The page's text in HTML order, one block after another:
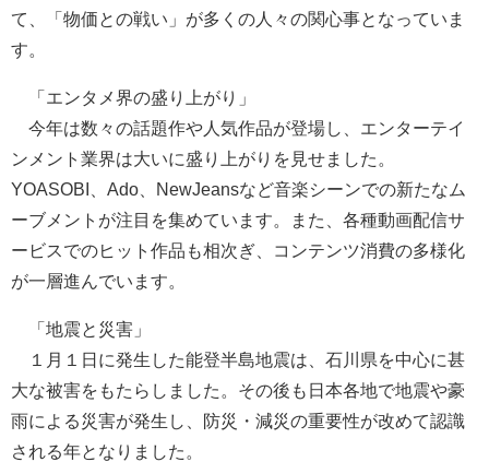
て、「物価との戦い」が多くの人々の関心事となっていま
す。
「エンタメ界の盛り上がり」
今年は数々の話題作や人気作品が登場し、エンターテイ
ンメント業界は大いに盛り上がりを見せました。
YOASOBI、Ado、NewJeansなど音楽シーンでの新たなム
ーブメントが注目を集めています。また、各種動画配信サ
ービスでのヒット作品も相次ぎ、コンテンツ消費の多様化
が一層進んでいます。
「地震と災害」
１月１日に発生した能登半島地震は、石川県を中心に甚
大な被害をもたらしました。その後も日本各地で地震や豪
雨による災害が発生し、防災・減災の重要性が改めて認識
される年となりました。